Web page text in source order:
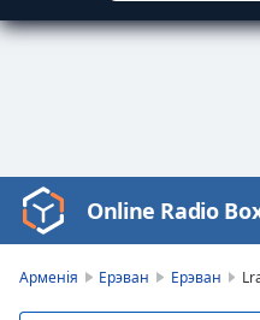
Video
Player
Online Radio
Арменія Ерэван Ерэван